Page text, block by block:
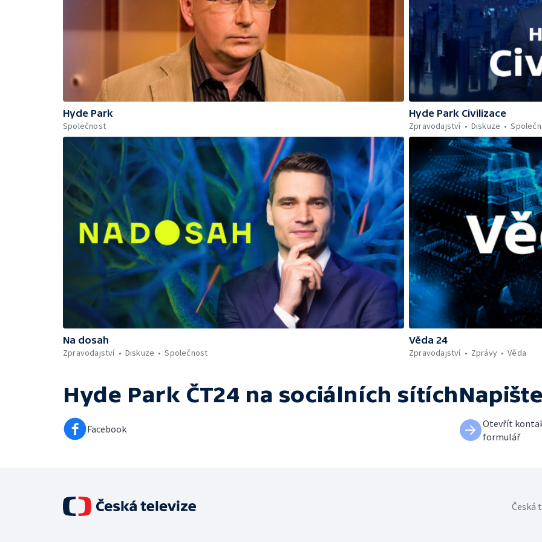
Hyde Park
Společnost
Hyde Park Civilizace
Zpravodajství
Diskuze
Na dosah
Zpravodajství
Diskuze Společnost
Věda 24
Zpravodajství
Zprávy Věda
Hyde Park ČT24 na sociálních sítích
Facebook
Otevřít
formulář
Česká